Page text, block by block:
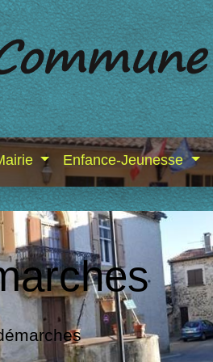
Enfance-Jeunesse